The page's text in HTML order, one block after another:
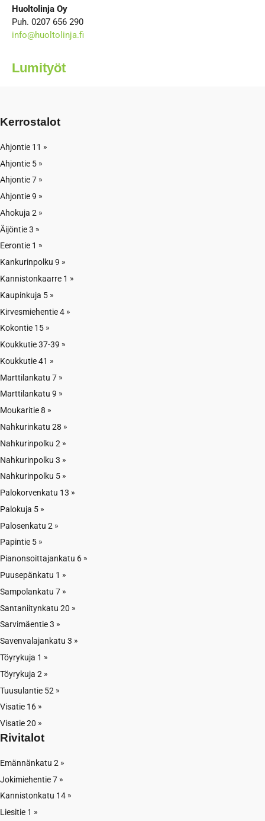
Huoltolinja Oy
Puh. 0207 656 290
info@huoltolinja.fi
Lumityöt
Kerrostalot
Ahjontie 11
Ahjontie 5
Ahjontie 7
Ahjontie 9
Ahokuja 2
Äijöntie 3
Eerontie 1
Kankurinpolku 9
Kannistonkaarre 1
Kaupinkuja 5
Kirvesmiehentie 4
Kokontie 15
Koukkutie 37-39
Koukkutie 41
Marttilankatu 7
Marttilankatu 9
Moukaritie 8
Nahkurinkatu 28
Nahkurinpolku 2
Nahkurinpolku 3
Nahkurinpolku 5
Palokorvenkatu 13
Palokuja 5
Palosenkatu 2
Papintie 5
Pianonsoittajankatu 6
Puusepänkatu 1
Sampolankatu 7
Santaniitynkatu 20
Sarvimäentie 3
Savenvalajankatu 3
Töyrykuja 1
Töyrykuja 2
Tuusulantie 52
Visatie 16
Visatie 20
Rivitalot
Emännänkatu 2
Jokimiehentie 7
Kannistonkatu 14
Liesitie 1